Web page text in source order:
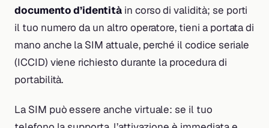
documento d’identitàin corso di validità; se porti
il tuo numero da un altro operatore, tieni a portata di
mano anche la SIM attuale, perché il codice seriale
(ICCID) viene richiesto durante la procedura di
portabilità.
La SIM può essere anche virtuale: se il tuo